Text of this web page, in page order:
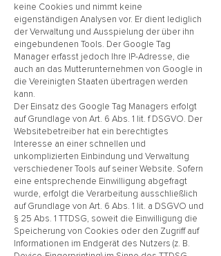
keine Cookies und nimmt keine
eigenständigen Analysen vor. Er dient lediglich
der Verwaltung und Ausspielung der über ihn
eingebundenen Tools. Der Google Tag
Manager erfasst jedoch Ihre IP-Adresse, die
auch an das Mutterunternehmen von Google in
die Vereinigten Staaten übertragen werden
kann.
Der Einsatz des Google Tag Managers erfolgt
auf Grundlage von Art. 6 Abs. 1 lit. f DSGVO. Der
Websitebetreiber hat ein berechtigtes
Interesse an einer schnellen und
unkomplizierten Einbindung und Verwaltung
verschiedener Tools auf seiner Website. Sofern
eine entsprechende Einwilligung abgefragt
wurde, erfolgt die Verarbeitung ausschließlich
auf Grundlage von Art. 6 Abs. 1 lit. a DSGVO und
§ 25 Abs. 1 TTDSG, soweit die Einwilligung die
Speicherung von Cookies oder den Zugriff auf
Informationen im Endgerät des Nutzers (z. B.